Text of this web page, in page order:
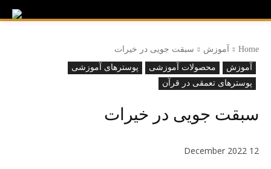
Home آموزش
سبقت جویی در خیرات
آموزش
محصولات آموزشی
پوسترهای آموزشی
پوسترهای تعمقی در قرآن
سبقت جویی در خیرات
12 December 2022